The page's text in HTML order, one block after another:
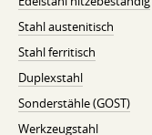
Stahl austenitisch
Stahl ferritisch
Duplexstahl
Sonderstähle (GOST)
Werkzeugstahl